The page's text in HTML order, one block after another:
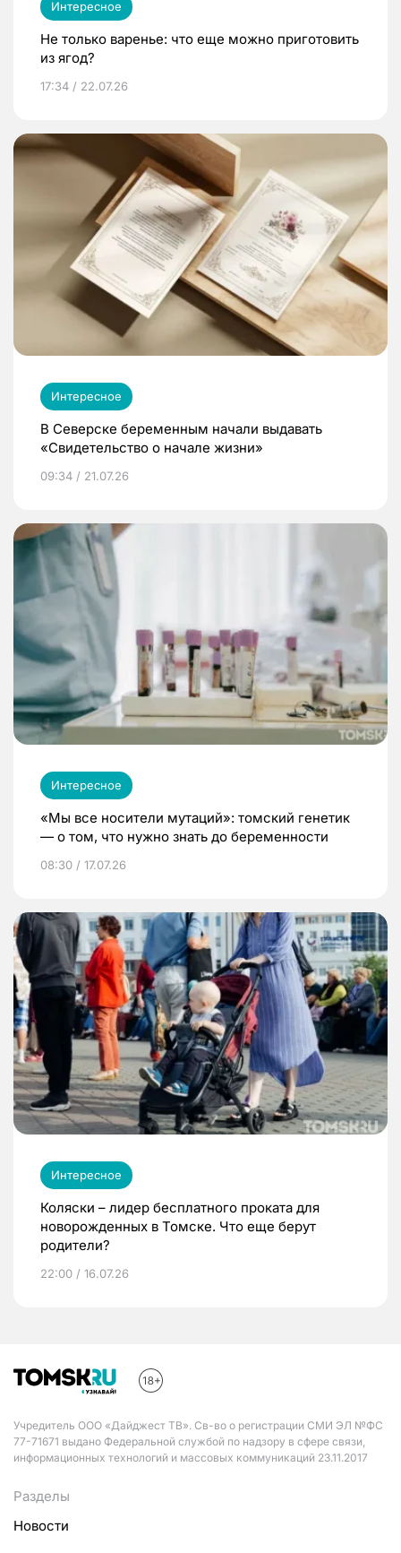
Интересное
Не только варенье: что еще можно приготовить
из ягод?
17:34 / 22.07.26
Интересное
В Северске беременным начали выдавать
«Свидетельство о начале жизни»
09:34 / 21.07.26
Интересное
«Мы все носители мутаций»: томский генетик
— о том, что нужно знать до беременности
08:30 / 17.07.26
Интересное
Коляски – лидер бесплатного проката для
новорожденных в Томске. Что еще берут
родители?
22:00 / 16.07.26
Учредитель ООО «Дайджест ТВ». Св-во о регистрации СМИ ЭЛ №ФС
77-71671 выдано Федеральной службой по надзору в сфере связи,
информационных технологий и массовых коммуникаций 23.11.2017
Разделы
Новости